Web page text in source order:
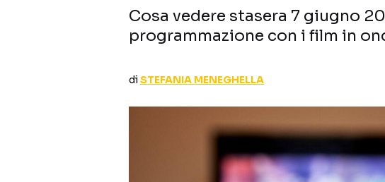
Cosa vedere stasera 7 giugno
programmazione con i film in
diSTEFANIA MENEGHELLA